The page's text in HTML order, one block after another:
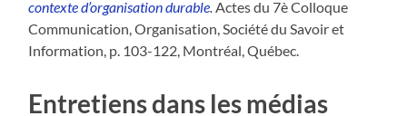
contexte d’organisation durable Actes du 7è Colloque
Communication, Organisation, Société du Savoir et
Information, p. 103-122, Montréal, Québec.
Entretiens dans les médias